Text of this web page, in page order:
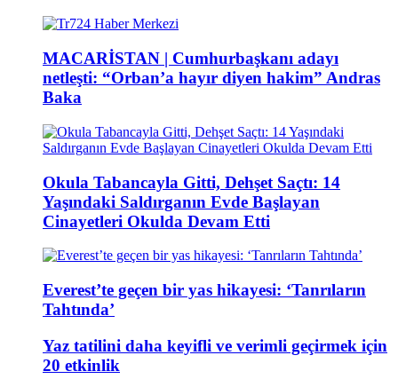
MACARİSTAN | Cumhurbaşkanı adayı
netleşti: “Orban’a hayır diyen hakim” Andras
Baka
Okula Tabancayla Gitti, Dehşet Saçtı: 14
Yaşındaki Saldırganın Evde Başlayan
Cinayetleri Okulda Devam Etti
Everest’te geçen bir yas hikayesi: ‘Tanrıların
Tahtında’
Yaz tatilini daha keyifli ve verimli geçirmek için
20 etkinlik